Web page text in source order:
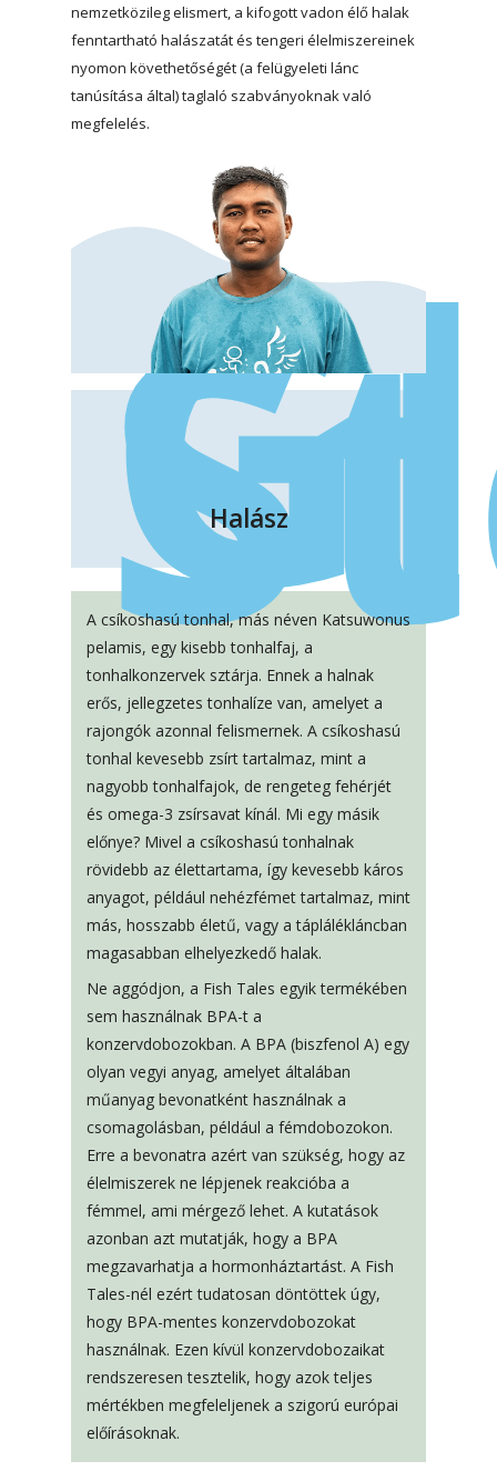
nemzetközileg elismert, a kifogott vadon élő halak
fenntartható halászatát és tengeri élelmiszereinek
nyomon követhetőségét (a felügyeleti lánc
tanúsítása által) taglaló szabványoknak való
megfelelés.
Halász
A csíkoshasú tonhal, más néven Katsuwonus
pelamis, egy kisebb tonhalfaj, a
tonhalkonzervek sztárja. Ennek a halnak
erős, jellegzetes tonhalíze van, amelyet a
rajongók azonnal felismernek. A csíkoshasú
tonhal kevesebb zsírt tartalmaz, mint a
nagyobb tonhalfajok, de rengeteg fehérjét
és omega-3 zsírsavat kínál. Mi egy másik
előnye? Mivel a csíkoshasú tonhalnak
rövidebb az élettartama, így kevesebb káros
anyagot, például nehézfémet tartalmaz, mint
más, hosszabb életű, vagy a táplálékláncban
magasabban elhelyezkedő halak.
Ne aggódjon, a Fish Tales egyik termékében
sem használnak BPA-t a
konzervdobozokban. A BPA (biszfenol A) egy
olyan vegyi anyag, amelyet általában
műanyag bevonatként használnak a
csomagolásban, például a fémdobozokon.
Erre a bevonatra azért van szükség, hogy az
élelmiszerek ne lépjenek reakcióba a
fémmel, ami mérgező lehet. A kutatások
azonban azt mutatják, hogy a BPA
megzavarhatja a hormonháztartást. A Fish
Tales-nél ezért tudatosan döntöttek úgy,
hogy BPA-mentes konzervdobozokat
használnak. Ezen kívül konzervdobozaikat
rendszeresen tesztelik, hogy azok teljes
mértékben megfeleljenek a szigorú európai
előírásoknak.